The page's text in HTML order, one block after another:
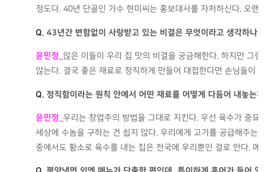
정도다. 40년 단골인 가수 현미씨는 홍보대사를 자처하신다. 오랜
Q. 43년간 변함없이 사랑받고 있는 비결은 무엇이라고 생각하나?
윤민정 많은 이들이 우리 집 맛의 비결을 궁금해한다. 하지만 그
않는다. 결국 좋은 재료로 정직하게 만들어 대접한다면 손님들이
Q. 정직함이라는 원칙 안에서 어떤 재료를 어떻게 다듬어 내놓는
윤민정 우리는 창업주의 방법을 그대로 지킨다. 우선 육수가 중요
세상에 수놈을 구하는 건 쉽지 않다. 우리에게 고기를 공급해주는
중에서도 황소로 육수를 내는 집은 전국에 우리뿐인 걸로 안다.